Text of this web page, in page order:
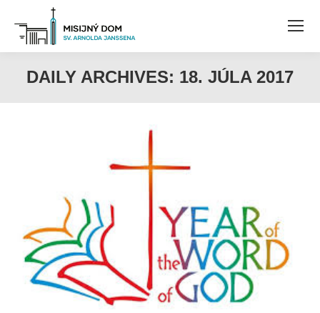
DAILY ARCHIVES: 18. JÚLA 2017